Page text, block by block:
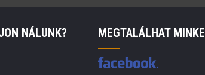
NÁLUNK? MEGTALÁLHAT